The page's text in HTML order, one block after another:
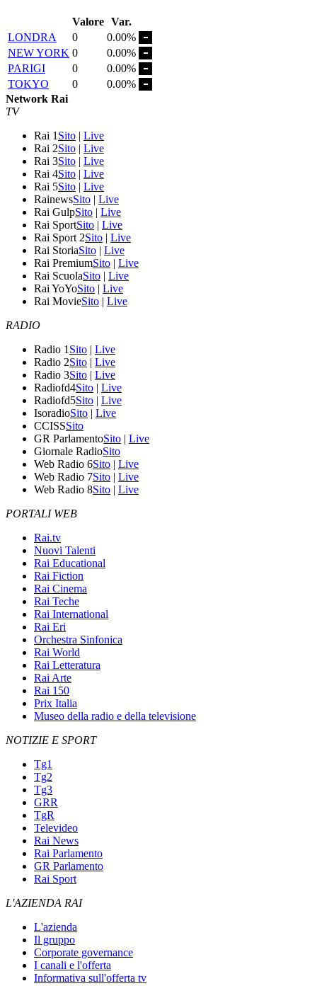
Valore Var.
LONDRA
0
0.00%
NEW YORK 0
0.00%
PARIGI
0
0.00%
TOKYO
0
0.00%
Network Rai
TV
Rai 1 Sito | Live
Rai 2Sito | Live
Rai 3Sito | Live
Rai 4Sito | Live
Rai 5Sito | Live
RainewsSito | Live
Rai GulpSito | Live
Rai SportSito | Live
Rai Sport 2Sito | Live
Rai StoriaSito | Live
Rai PremiumSito | Live
Rai ScuolaSito | Live
Rai YoYoSito | Live
Rai MovieSito | Live
RADIO
Radio 1 Sito | Live
Radio 2Sito | Live
Radio 3Sito | Live
Radiofd4Sito | Live
Radiofd5Sito | Live
IsoradioSito | Live
CCISSSito
GR ParlamentoSito | Live
Giornale RadioSito
Web Radio 6Sito | Live
Web Radio 7Sito | Live
Web Radio 8Sito | Live
PORTALI WEB
Rai.tv
Nuovi Talenti
Rai Educational
Rai Fiction
Rai Cinema
Rai Teche
Rai International
Rai Eri
Orchestra Sinfonica
Rai World
Rai Letteratura
Rai Arte
Rai 150
Prix Italia
Museo della radio e della televisione
NOTIZIE E SPORT
Tg1
Tg2
Tg3
GRR
TgR
Televideo
Rai News
Rai Parlamento
GR Parlamento
Rai Sport
L'AZIENDA RAI
L'azienda
Il gruppo
Corporate governance
I canali e l'offerta
Informativa sull'offerta tv